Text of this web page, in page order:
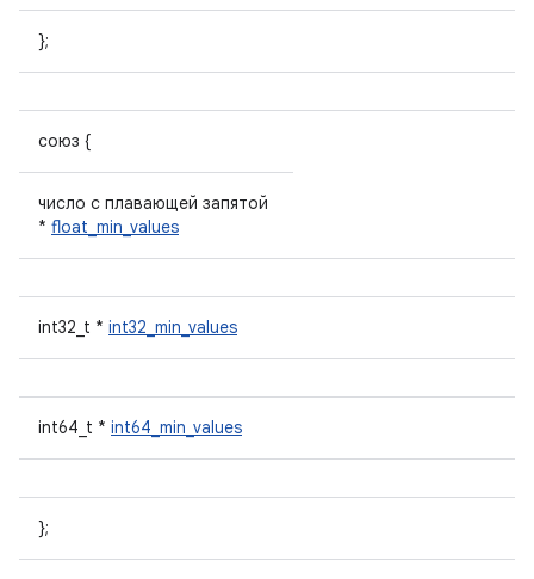
};
союз {
число с плавающей запятой
* float_min_values
int32_t * int32_min_values
int64_t * int64_min_values
};